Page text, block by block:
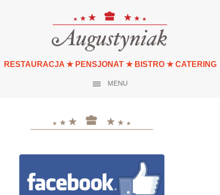
RESTAURACJA ★ PENSJONAT ★ BISTRO ★ CATERING
MENU